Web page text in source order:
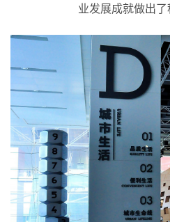
业发展成就做出了